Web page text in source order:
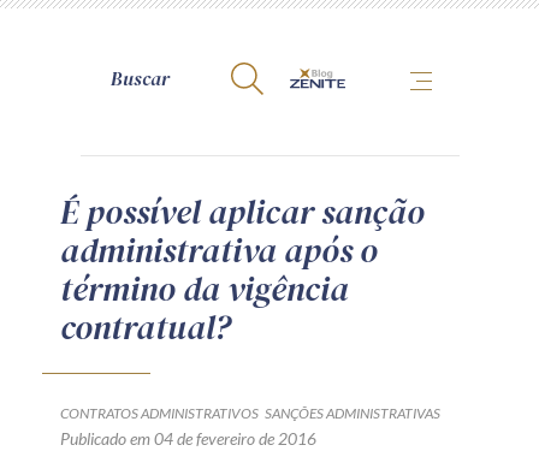
A Zênite
Como publicar conosco
Site da Zênite
Política de Privacidade
Guia de Direitos dos Titulares de Dados
É possível aplicar sanção
administrativa após o
término da vigência
contratual?
CONTRATOS ADMINISTRATIVOS SANÇÕES ADMINISTRATIVAS
Publicado em 04 de fevereiro de 2016